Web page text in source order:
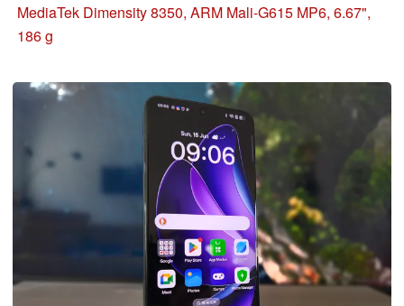
carcasa de alta calidad y fácil de manejar. Entre ellas se
incluyen una batería de 6000 mAh y una brillante pantalla
rápida de 90 vatios.
MediaTek Dimensity 8350, ARM Mali-G615 MP6, 6.67",
186 g